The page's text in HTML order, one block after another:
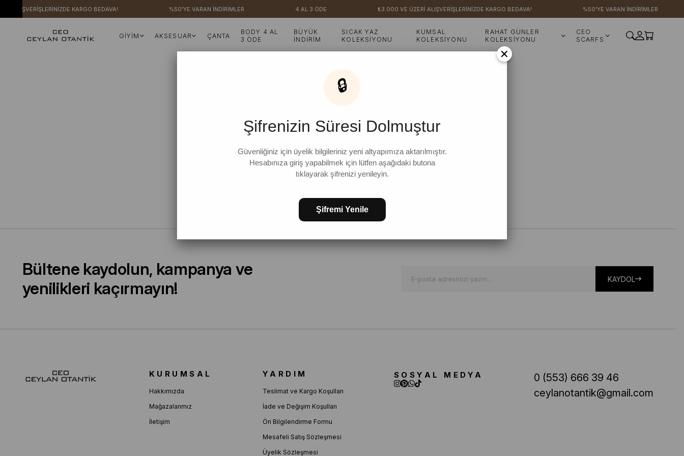
ALIŞVERİŞLERİNİZDE KARGO BEDAVA! %50'YE VARAN İNDİRİMLER 4 AL 3 ÖDE ₺3.000 VE ÜZERİ ALIŞVERİŞLERİNİZDE KARGO BEDAVA! %50'YE VARAN İNDİRİMLER
GİYİM AKSESUAR ÇANTA
BODY 4 AL
3 ÖDE
BÜYÜK
İNDİRİM
SICAK YAZ
KOLEKSİYONU
KUMSAL
KOLEKSİYONU
RAHAT GÜNLER
KOLEKSİYONU
CEO
SCARFS
Bültene kaydolun, kampanya ve
yenilikleri kaçırmayın!
KAYDOL
KURUMSAL
Hakkımızda
Mağazalarımız
İletişim
YARDIM
Teslimat ve Kargo Koşulları
İade ve Değişim Koşulları
Ön Bilgilendirme Formu
Mesafeli Satış Sözleşmesi
Üyelik Sözleşmesi
SOSYAL MEDYA
0 (553) 666 39 46
ceylanotantik@gmail.com
×
🔒
Şifrenizin Süresi Dolmuştur
Güvenliğiniz için üyelik bilgileriniz yeni altyapımıza aktarılmıştır.
Hesabınıza giriş yapabilmek için lütfen aşağıdaki butona
tıklayarak şifrenizi yenileyin.
Şifremi Yenile